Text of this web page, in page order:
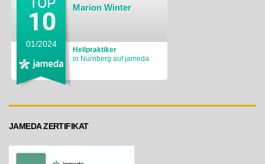
Marion Winter
Heilpraktiker
in Nürnberg auf jameda
01/2024
JAMEDA ZERTIFIKAT